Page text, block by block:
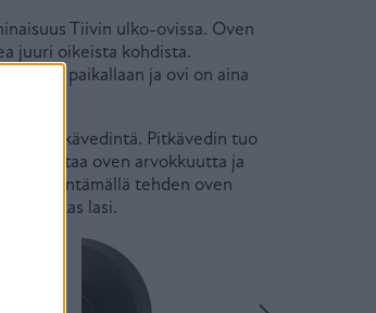
Tiivin ulko-ovissa. Oven
juuri oikeista kohdista.
paikallaan ja ovi on aina
tai pitkävedintä. Pitkävedin tuo
korostaa oven arvokkuutta ja
kääntämällä tehden oven
on kirkas lasi.